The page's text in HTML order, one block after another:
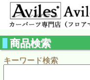
商品検索
キーワード検索